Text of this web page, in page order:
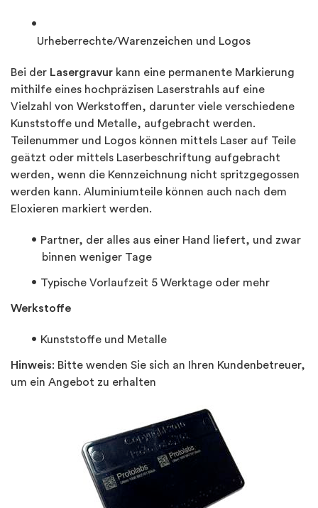
Urheberrechte/Warenzeichen und Logos
Bei der Lasergravur kann eine permanente Markierung
mithilfe eines hochpräzisen Laserstrahls auf eine
Vielzahl von Werkstoffen, darunter viele verschiedene
Kunststoffe und Metalle, aufgebracht werden.
Teilenummer und Logos können mittels Laser auf Teile
geätzt oder mittels Laserbeschriftung aufgebracht
werden, wenn die Kennzeichnung nicht spritzgegossen
werden kann. Aluminiumteile können auch nach dem
Eloxieren markiert werden.
Partner, der alles aus einer Hand liefert, und zwar
binnen weniger Tage
Typische Vorlaufzeit 5 Werktage oder mehr
Werkstoffe
Kunststoffe und Metalle
Hinweis: Bitte wenden Sie sich an Ihren Kundenbetreuer,
um ein Angebot zu erhalten